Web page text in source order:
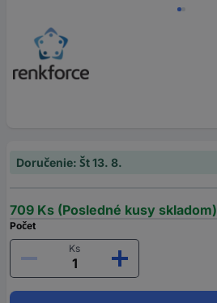
Doručenie: Št 13. 8.
709 Ks (Posledné kusy skladom)
Počet
Ks